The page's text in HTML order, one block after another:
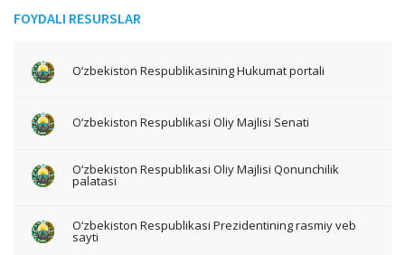
FOYDALI RESURSLAR
O‘zbekiston Respublikasining Hukumat portali
O‘zbekiston Respublikasi Oliy Majlisi Senati
O‘zbekiston Respublikasi Oliy Majlisi Qonunchilik
palatasi
O‘zbekiston Respublikasi Prezidentining rasmiy veb
sayti